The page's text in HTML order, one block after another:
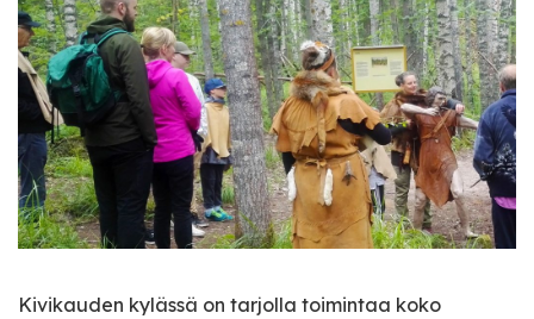
Kivikauden kylässä on tarjolla toimintaa koko